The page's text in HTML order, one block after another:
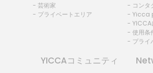
- 芸術家
- プライベートエリア
- コンタ
- Yicca
- YICCA
- 使用条
- プライ
YICCAコミュニティ